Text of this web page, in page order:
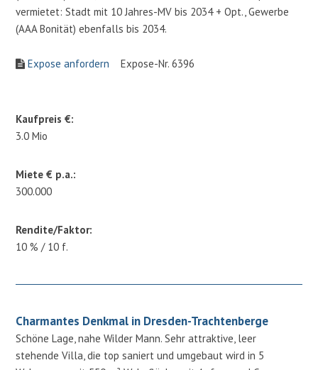
vermietet: Stadt mit 10 Jahres-MV bis 2034 + Opt., Gewerbe
(AAA Bonität) ebenfalls bis 2034.
Expose anfordern Expose-Nr. 6396
Kaufpreis €:
3.0 Mio
Miete € p.a.:
300.000
Rendite/Faktor:
10 % / 10 f.
Charmantes Denkmal in Dresden-Trachtenberge
Schöne Lage, nahe Wilder Mann. Sehr attraktive, leer
stehende Villa, die top saniert und umgebaut wird in 5